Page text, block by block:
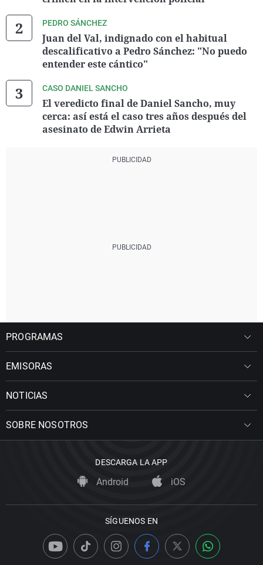
PEDRO SÁNCHEZ
Juan del Val, indignado con el habitual
descalificativo a Pedro Sánchez: "No puedo
entender este cántico"
CASO DANIEL SANCHO
El veredicto final de Daniel Sancho, muy
cerca: así está el caso tres años después del
asesinato de Edwin Arrieta
PROGRAMAS
EMISORAS
NOTICIAS
SOBRE NOSOTROS
DESCARGA LA APP
Android iOS
SÍGUENOS EN